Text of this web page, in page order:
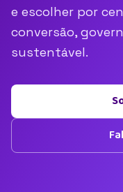
e escolher por
conversão,
sustentável.